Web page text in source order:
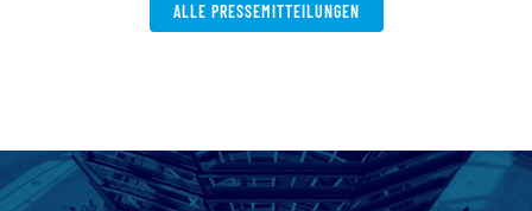
ALLE PRESSEMITTEILUNGEN